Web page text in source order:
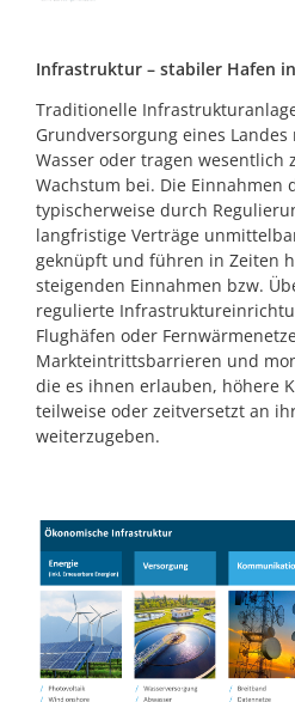
Infrastruktur – stabiler Hafen
Traditionelle
Grundversorgung eines
Wasser oder tragen wesentlich
Wachstum bei. Die Einnahmen
typischerweise durch
langfristige Verträge
geknüpft und führen in Zeiten
steigenden Einnahmen bzw.
regulierte
Flughäfen oder
Markteintrittsbarrieren und
die es ihnen erlauben, höhere
teilweise oder zeitversetzt an
weiterzugeben.